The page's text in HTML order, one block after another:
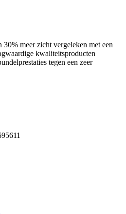
meer zicht vergeleken met een
kwaliteitsproducten
tegen een zeer